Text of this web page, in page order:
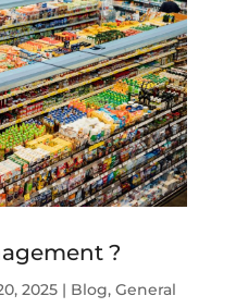
?
2025| Blog, General